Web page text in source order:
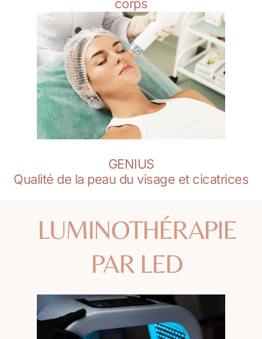
corps
GENIUS
Qualité de la peau du visage et cicatrices
LUMINOTHÉRAPIE
PAR LED